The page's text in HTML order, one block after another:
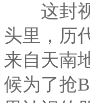
这封视
头里，历
来自天南
候为了抢